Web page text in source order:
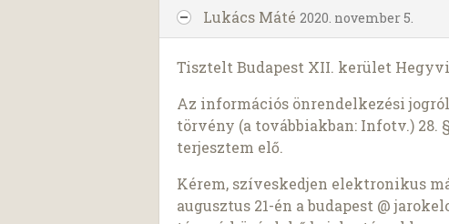
Lukács Máté 2020. november 5.
Tisztelt Budapest XII. kerület
Az információs önrendelkezési
törvény (a továbbiakban: Infotv.) 28.
terjesztem elő.
Kérem, szíveskedjen elektronikus
augusztus 21-én a budapest @